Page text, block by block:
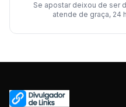
Se apostar deixou de ser
atende de graça, 24